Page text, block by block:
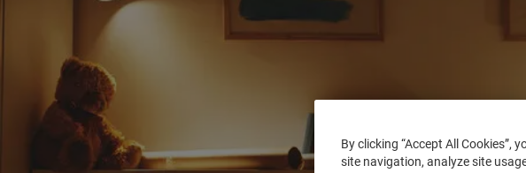
By clicking “Accept All Cookies”,
site navigation, analyze site